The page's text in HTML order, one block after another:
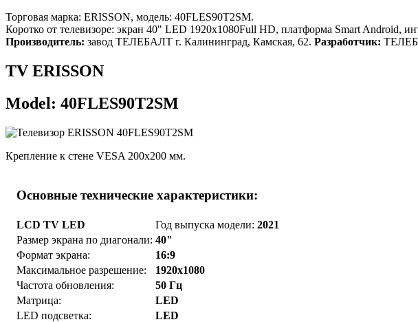
Торговая марка: ERISSON, модель: 40FLES90T2SM.
Коротко от телевизоре: экран 40" LED 1920x1080Full HD, платформа Smart Android,
Производитель: завод ТЕЛЕБАЛТ г. Калининград, Камская, 62. Разработчик:
TV ERISSON
Model: 40FLES90T2SM
Крепление к стене VESA 200x200 мм.
Основные технические характеристики:
LCD TV LED Год выпуска модели:2021
Размер экрана по диагонали: 40"
Формат экрана:
16:9
Максимальное разрешение:
1920x1080
Частота обновления:
50 Гц
Матрица:
LED
LED подсветка:
LED